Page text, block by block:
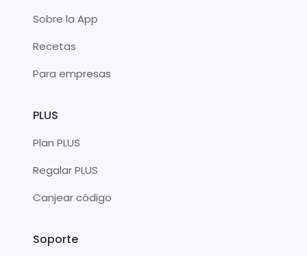
Sobre la App
Recetas
Para empresas
PLUS
Plan PLUS
Regalar PLUS
Canjear código
Soporte